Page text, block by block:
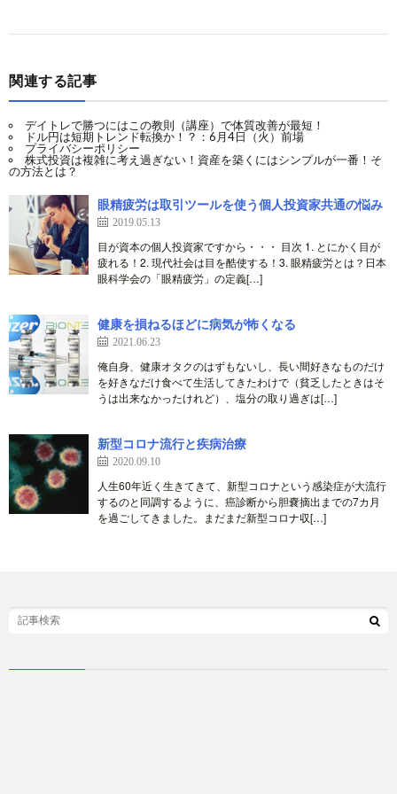
関連する記事
デイトレで勝つにはこの教則（講座）で体質改善が最短！
ドル円は短期トレンド転換か！？：6月4日（火）前場
プライバシーポリシー
株式投資は複雑に考え過ぎない！資産を築くにはシンプルが一番！そ
の方法とは？
眼精疲労は取引ツールを使う個人投資家共通の悩み
2019.05.13
目が資本の個人投資家ですから・・・ 目次 1. とにかく目が
疲れる！2. 現代社会は目を酷使する！3. 眼精疲労とは？日本
眼科学会の「眼精疲労」の定義[…]
健康を損ねるほどに病気が怖くなる
2021.06.23
俺自身、健康オタクのはずもないし、長い間好きなものだけ
を好きなだけ食べて生活してきたわけで（貧乏したときはそ
うは出来なかったけれど）、塩分の取り過ぎは[…]
新型コロナ流行と疾病治療
2020.09.10
人生60年近く生きてきて、新型コロナという感染症が大流行
するのと同調するように、癌診断から胆嚢摘出までの7カ月
を過ごしてきました。まだまだ新型コロナ収[…]